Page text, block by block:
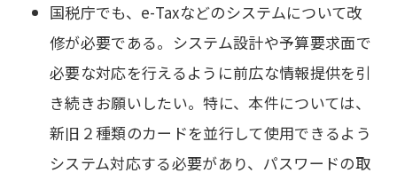
国税庁でも、e-Taxなどのシステムについて改
修が必要である。システム設計や予算要求面で
必要な対応を行えるように前広な情報提供を引
き続きお願いしたい。特に、本件については、
新旧２種類のカードを並行して使用できるよう
システム対応する必要があり、パスワードの取